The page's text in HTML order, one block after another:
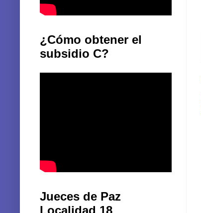
¿Cómo obtener el
subsidio C?
Jueces de Paz
Localidad 18